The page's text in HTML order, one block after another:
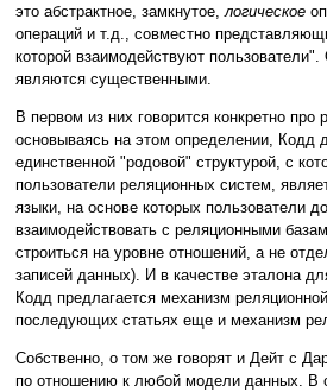
это абстрактное, замкнутое,логическое
операций и т.д., совместно
которой взаимодействуют
являются существенными.
В первом из них говорится конкретно
основываясь на этом определении, Кодд
единственной "родовой" структурой, с
пользователи реляционных систем,
языки, на основе которых пользователи
взаимодействовать с реляционными
строиться на уровне отношений, а не
записей данных). И в качестве эталона
Кодд предлагается механизм
последующих статьях еще и механизм
Собственно, о том же говорят и Дейт с
по отношению к любой модели данных. В